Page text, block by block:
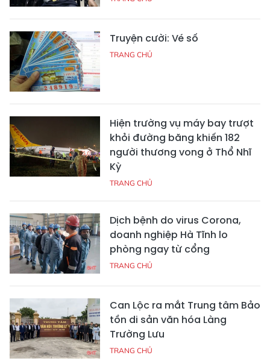
Truyện cười: Vé số
TRANG CHỦ
Hiện trường vụ máy bay trượt
khỏi đường băng khiến 182
người thương vong ở Thổ Nhĩ
Kỳ
TRANG CHỦ
Dịch bệnh do virus Corona,
doanh nghiệp Hà Tĩnh lo
phòng ngay từ cổng
TRANG CHỦ
Can Lộc ra mắt Trung tâm Bảo
tồn di sản văn hóa Làng
Trường Lưu
TRANG CHỦ